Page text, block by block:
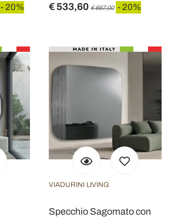
- 20% € 533,60 € 667,00 - 20%
VIADURINI LIVING
Specchio Sagomato con